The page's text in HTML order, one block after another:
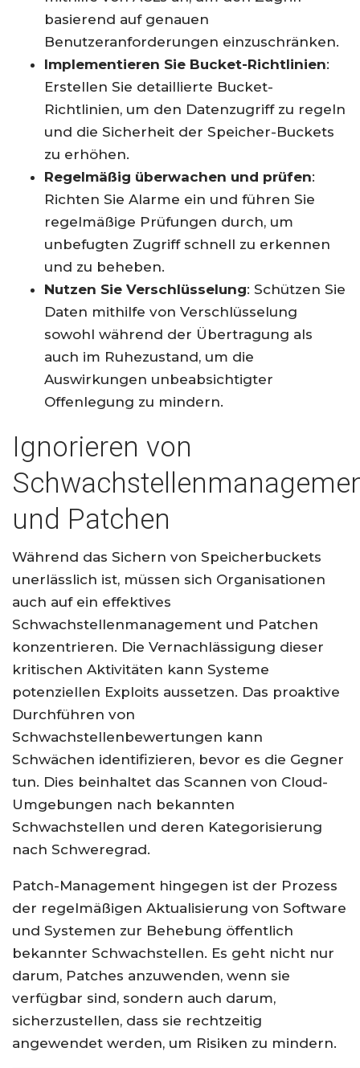
basierend auf genauen
Benutzeranforderungen einzuschränken.
Implementieren Sie Bucket-Richtlinien:
Erstellen Sie detaillierte Bucket-
Richtlinien, um den Datenzugriff zu regeln
und die Sicherheit der Speicher-Buckets
zu erhöhen.
Regelmäßig überwachen und prüfen:
Richten Sie Alarme ein und führen Sie
regelmäßige Prüfungen durch, um
unbefugten Zugriff schnell zu erkennen
und zu beheben.
Nutzen Sie Verschlüsselung: Schützen Sie
Daten mithilfe von Verschlüsselung
sowohl während der Übertragung als
auch im Ruhezustand, um die
Auswirkungen unbeabsichtigter
Offenlegung zu mindern.
Ignorieren von
und Patchen
Während das Sichern von Speicherbuckets
unerlässlich ist, müssen sich Organisationen
auch auf ein effektives
Schwachstellenmanagement und Patchen
konzentrieren. Die Vernachlässigung dieser
kritischen Aktivitäten kann Systeme
potenziellen Exploits aussetzen. Das proaktive
Durchführen von
Schwachstellenbewertungen kann
Schwächen identifizieren, bevor es die Gegner
tun. Dies beinhaltet das Scannen von Cloud-
Umgebungen nach bekannten
Schwachstellen und deren Kategorisierung
nach Schweregrad.
Patch-Management hingegen ist der Prozess
der regelmäßigen Aktualisierung von Software
und Systemen zur Behebung öffentlich
bekannter Schwachstellen. Es geht nicht nur
darum, Patches anzuwenden, wenn sie
verfügbar sind, sondern auch darum,
sicherzustellen, dass sie rechtzeitig
angewendet werden, um Risiken zu mindern.